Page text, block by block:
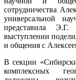
сотрудничества
универсальной
представила
выступлении
и общения с
В секции
комплексных